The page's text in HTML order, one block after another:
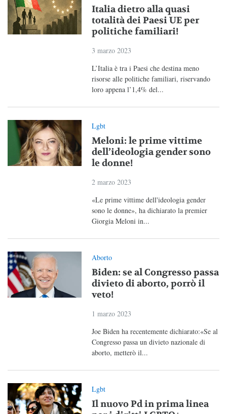
Italia dietro alla quasi
totalità dei Paesi UE per
politiche familiari!
3 marzo 2023
L’Italia è tra i Paesi che destina meno
risorse alle politiche familiari, riservando
loro appena l’1,4% del...
Lgbt
Meloni: le prime vittime
dell’ideologia gender sono
le donne!
2 marzo 2023
«Le prime vittime dell'ideologia gender
sono le donne», ha dichiarato la premier
Giorgia Meloni in...
Aborto
Biden: se al Congresso passa
divieto di aborto, porrò il
veto!
1 marzo 2023
Joe Biden ha recentemente dichiarato:«Se al
Congresso passa un divieto nazionale di
aborto, metterò il...
Lgbt
Il nuovo Pd in prima linea